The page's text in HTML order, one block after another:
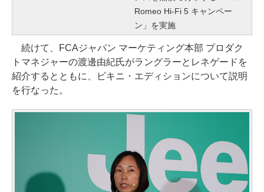
Romeo Hi-Fi 5 キャンペー
ン」を実施
続けて、FCAジャパン マーケティング本部 プロダク
トマネジャーの渡邊由紀氏がラングラーとレネゲードを
紹介するとともに、ビキニ・エディションについて説明
を行なった。